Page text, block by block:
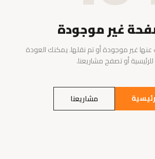
غير موجودة
غير موجودة أو تم نقلها. يمكنك العودة
للرئيسية أو تصفح مشاريعنا.
مشاريعنا